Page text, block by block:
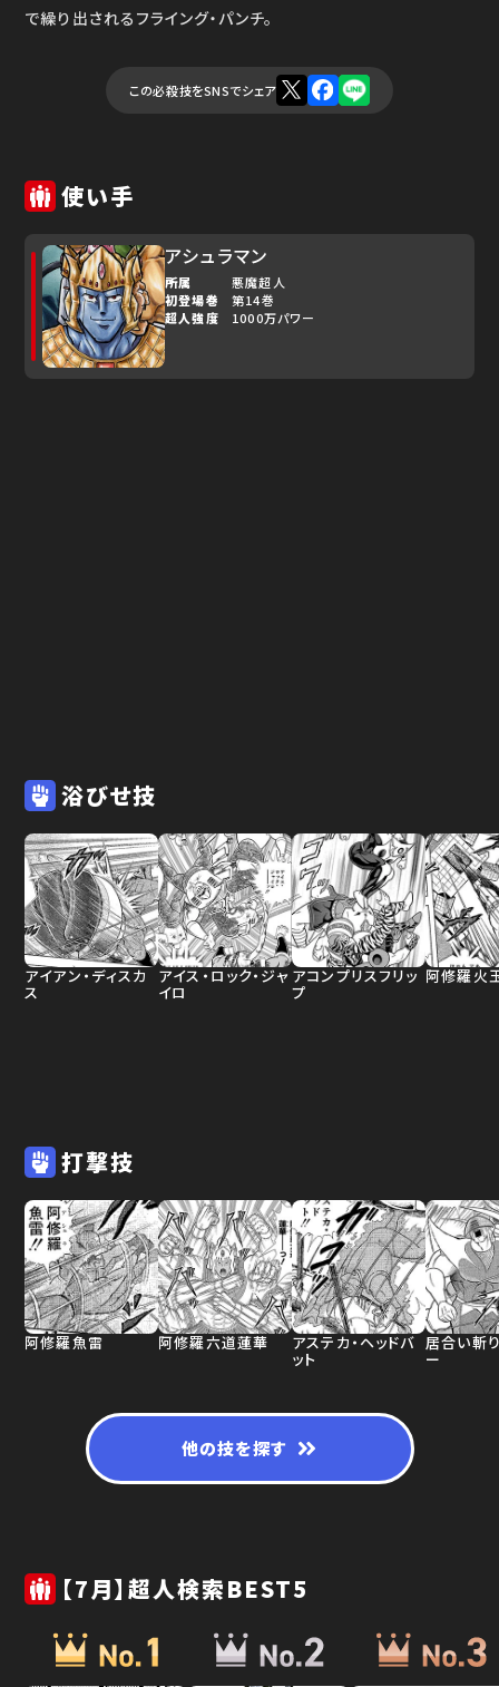
で繰り出されるフライング・パンチ。
この必殺技をSNSでシェア
使い手
アシュラマン
所属
悪魔超人
初登場巻
第14巻
超人強度
1000万パワー
浴びせ技
アイアン・ディスカ
ス
アイス・ロック・ジャ
イロ
アコンプリスフリッ
プ
阿修羅火
打撃技
阿修羅魚雷 阿修羅六道蓮華 アステカ・ヘッドバ
ット
居合い斬
ー
他の技を探す
【7月】超人検索BEST5